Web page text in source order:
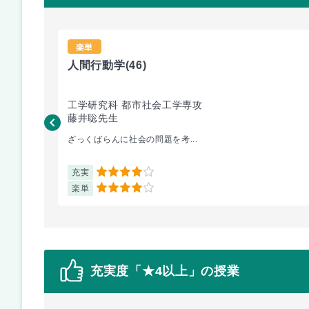
楽単
人間行動学(46)
工学研究科 都市社会工学専攻
藤井聡先生
ざっくばらんに社会の問題を考...
充実 4
楽単 4
充実度「★4以上」の授業